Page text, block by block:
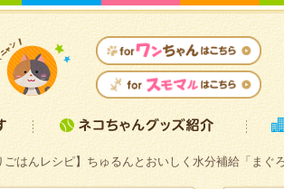
ごはんレシピ】ちゅるんとおいしく水分補給「まぐ